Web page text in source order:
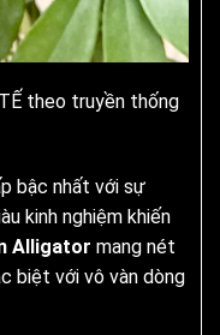
theo truyền thống
bậc nhất với sự
kinh nghiệm khiến
Alligator mang nét
biệt với vô vàn dòng